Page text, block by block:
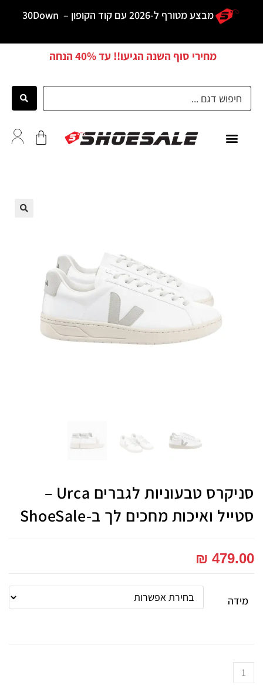
מבצע מטורף ל-2026 עם קוד הקופון – 30Down
מחירי סוף השנה הגיעו!! עד40% הנחה
סניקרס טבעוניות לגברים Urca –
סטייל ואיכות מחכים לך ב-ShoeSale
₪ 479.00
מידה